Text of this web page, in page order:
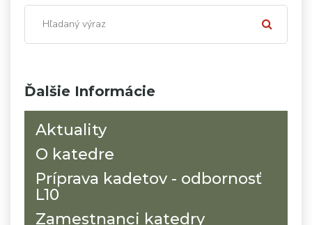
Ďalšie Informácie
Aktuality
O katedre
Príprava kadetov - odbornosť
L10
Zamestnanci katedry